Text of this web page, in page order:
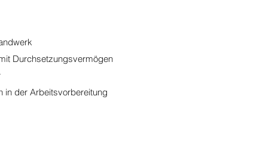
Durchsetzungsvermögen
in der Arbeitsvorbereitung